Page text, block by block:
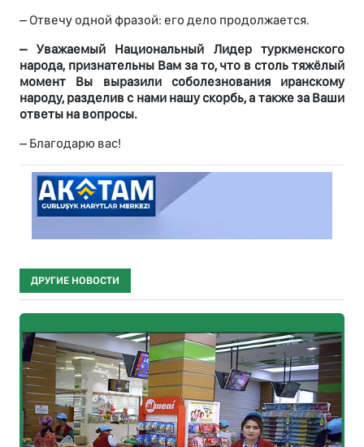
– Отвечу одной фразой: его дело продолжается.
– Уважаемый Национальный Лидер туркменского
народа, признательны Вам за то, что в столь тяжёлый
момент Вы выразили соболезнования иранскому
народу, разделив с нами нашу скорбь, а также за Ваши
ответы на вопросы.
– Благодарю вас!
ДРУГИЕ НОВОСТИ